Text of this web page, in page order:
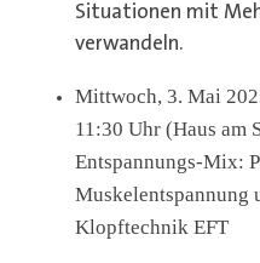
Situationen mit
verwandeln.
Mittwoch, 3. Mai
11:30 Uhr (Haus am
Entspannungs-Mix:
Muskelentspannung
Klopftechnik EFT